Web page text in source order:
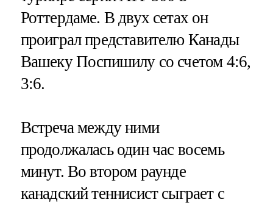
Роттердаме. В двух сетах он
проиграл представителю Канады
Вашеку Поспишилу со счетом 4:6,
3:6.
Встреча между ними
продолжалась один час восемь
минут. Во втором раунде
канадский теннисист сыграет с